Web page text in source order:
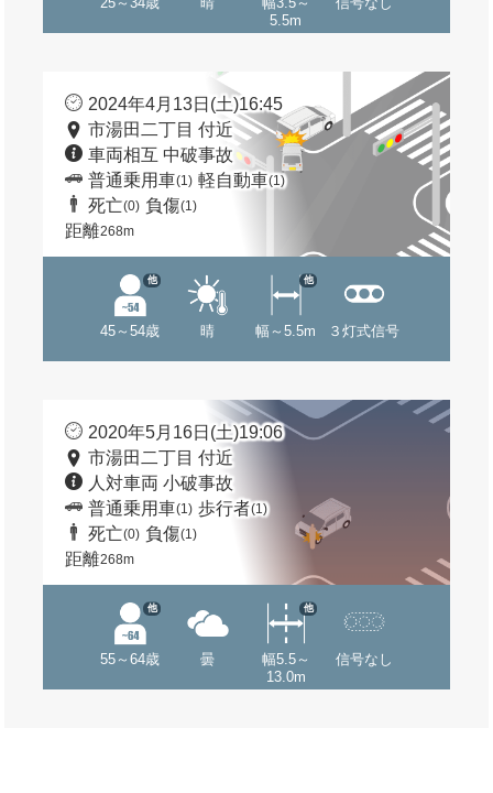
5.5m
2024年4月13日(土)16:45
市湯田二丁目 付近
車両相互 中破事故
普通乗用車(1) 軽自動車(1)
死亡(0) 負傷(1)
距離268m
45～54歳
他
晴 幅～5.5m
他
３灯式信号
2020年5月16日(土)19:06
市湯田二丁目 付近
人対車両 小破事故
普通乗用車(1) 歩行者(1)
死亡(0) 負傷(1)
距離268m
55～64歳
他
曇
幅5.5～
13.0m
他
信号なし